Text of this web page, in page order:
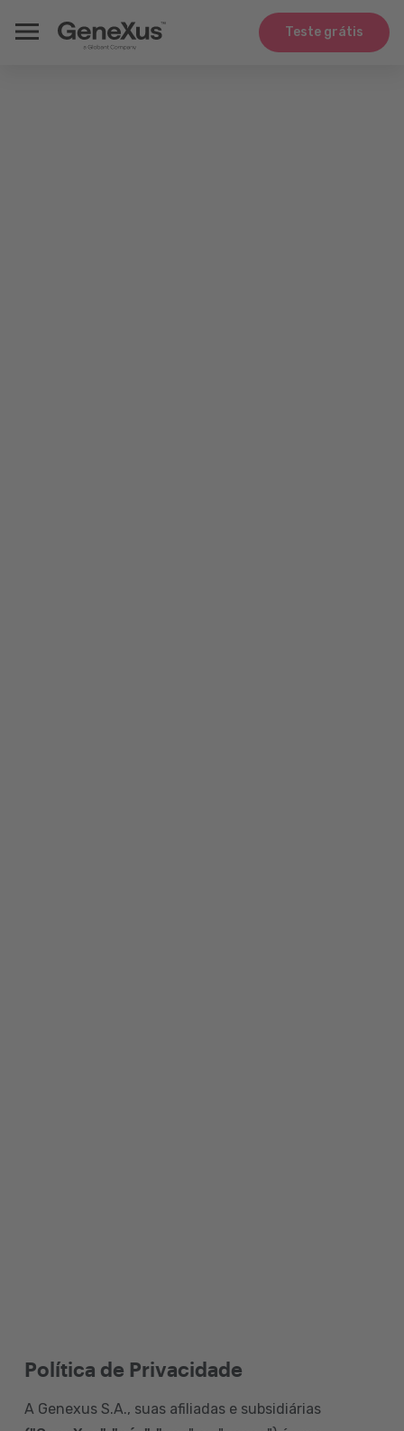
Teste grátis
Política de Privacidade
A Genexus S.A., suas afiliadas e subsidiárias